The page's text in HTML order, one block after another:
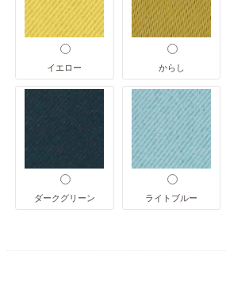
イエロー からし
ダークグリーン ライトブルー